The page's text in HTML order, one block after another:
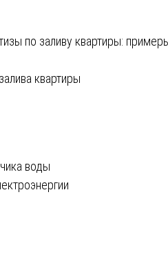
по заливу квартиры:
квартиры
воды